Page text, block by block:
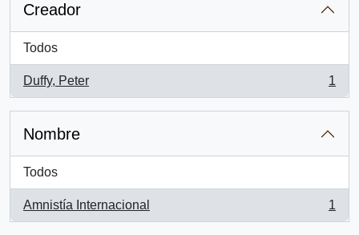
Creador
Todos
Duffy, Peter
, 1 resultados
1
Nombre
Todos
Amnistía Internacional
, 1 resultados
1